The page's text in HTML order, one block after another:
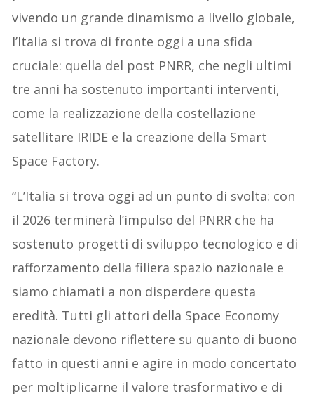
vivendo un grande dinamismo a livello globale,
l’Italia si trova di fronte oggi a una sfida
cruciale: quella del post PNRR, che negli ultimi
tre anni ha sostenuto importanti interventi,
come la realizzazione della costellazione
satellitare IRIDE e la creazione della Smart
Space Factory.
“L’Italia si trova oggi ad un punto di svolta: con
il 2026 terminerà l’impulso del PNRR che ha
sostenuto progetti di sviluppo tecnologico e di
rafforzamento della filiera spazio nazionale e
siamo chiamati a non disperdere questa
eredità. Tutti gli attori della Space Economy
nazionale devono riflettere su quanto di buono
fatto in questi anni e agire in modo concertato
per moltiplicarne il valore trasformativo e di